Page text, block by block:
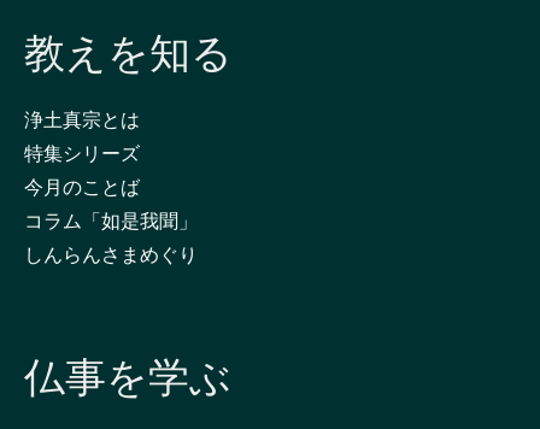
教えを知る
浄土真宗とは
特集シリーズ
今月のことば
コラム「如是我聞」
しんらんさまめぐり
仏事を学ぶ